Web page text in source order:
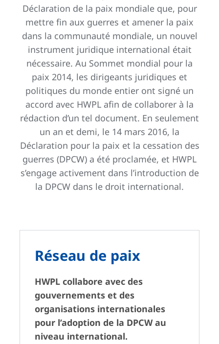
Déclaration de la paix mondiale que, pour
mettre fin aux guerres et amener la paix
dans la communauté mondiale, un nouvel
instrument juridique international était
nécessaire. Au Sommet mondial pour la
paix 2014, les dirigeants juridiques et
politiques du monde entier ont signé un
accord avec HWPL afin de collaborer à la
rédaction d’un tel document. En seulement
un an et demi, le 14 mars 2016, la
Déclaration pour la paix et la cessation des
guerres (DPCW) a été proclamée, et HWPL
s’engage activement dans l’introduction de
la DPCW dans le droit international.
Réseau de paix
HWPL collabore avec des
gouvernements et des
organisations internationales
pour l’adoption de la DPCW au
niveau international.